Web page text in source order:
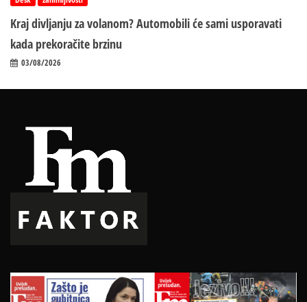
Kraj divljanju za volanom? Automobili će sami usporavati
kada prekoračite brzinu
03/08/2026